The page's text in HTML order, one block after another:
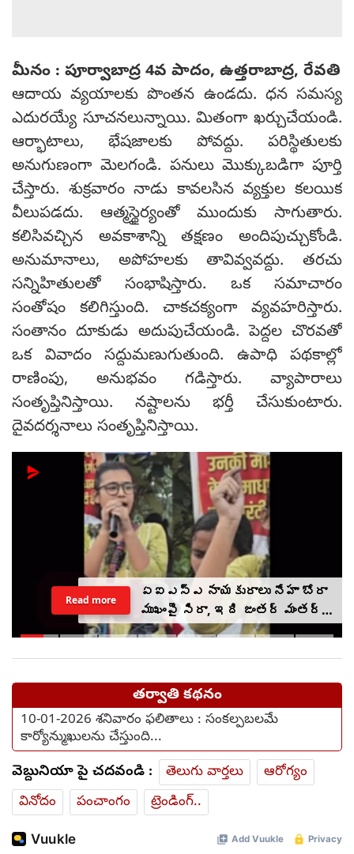
మీనం : పూర్వాబాద్ర 4వ పాదం, ఉత్తరాబాద్ర, రేవతి
ఆదాయ వ్యయాలకు పొంతన ఉండదు. ధన సమస్య
ఎదురయ్యే సూచనలున్నాయి. మితంగా ఖర్చుచేయండి.
ఆర్భాటాలు, భేషజాలకు పోవద్దు. పరిస్థితులకు
అనుగుణంగా మెలగండి. పనులు మొక్కుబడిగా పూర్తి
చేస్తారు. శుక్రవారం నాడు కావలసిన వ్యక్తుల కలయిక
వీలుపడదు. ఆత్మస్థైర్యంతో ముందుకు సాగుతారు.
కలిసివచ్చిన అవకాశాన్ని తక్షణం అందిపుచ్చుకోండి.
అనుమానాలు, అపోహలకు తావివ్వవద్దు. తరచు
సన్నిహితులతో సంభాషిస్తారు. ఒక సమాచారం
సంతోషం కలిగిస్తుంది. చాకచక్యంగా వ్యవహరిస్తారు.
సంతానం దూకుడు అదుపుచేయండి. పెద్దల చొరవతో
ఒక వివాదం సద్దుమణుగుతుంది. ఉపాధి పథకాల్లో
రాణింపు, అనుభవం గడిస్తారు. వ్యాపారాలు
సంతృప్తినిస్తాయి. నష్టాలను భర్తీ చేసుకుంటారు.
దైవదర్శనాలు సంతృప్తినిస్తాయి.
ఏఐఎస్ఎ నాయకురాలు నేహా బోరా
ముఖంపై సిరా, ఇది జంతర్ మంతర్
కాదంటూ...
Read more
తర్వాతి కథనం
10-01-2026 శనివారం ఫలితాలు : సంకల్పబలమే
కార్యోన్ముఖులను చేస్తుంది...
వెబ్దునియా పై చదవండి : తెలుగు వార్తలు
ఆరోగ్యం
వినోదం
పంచాంగం ట్రెండింగ్..